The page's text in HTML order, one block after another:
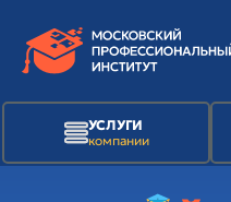
УСЛУГИ
компании